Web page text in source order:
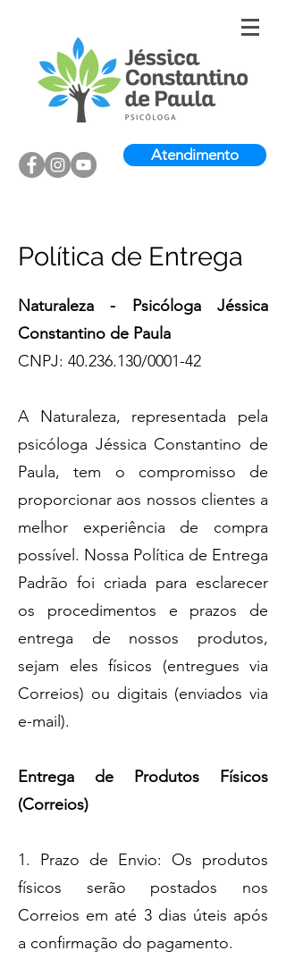
Atendimento
Política de Entrega
Naturaleza - Psicóloga Jéssica
Constantino de Paula
CNPJ: 40.236.130/0001-42
A Naturaleza, representada pela
psicóloga Jéssica Constantino de
Paula, tem o compromisso de
proporcionar aos nossos clientes a
melhor experiência de compra
possível. Nossa Política de Entrega
Padrão foi criada para esclarecer
os procedimentos e prazos de
entrega de nossos produtos,
sejam eles físicos (entregues via
Correios) ou digitais (enviados via
e-mail).
Entrega de Produtos Físicos
(Correios)
1. Prazo de Envio: Os produtos
físicos serão postados nos
Correios em até 3 dias úteis após
a confirmação do pagamento.